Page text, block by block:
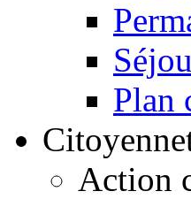
Plan
Action